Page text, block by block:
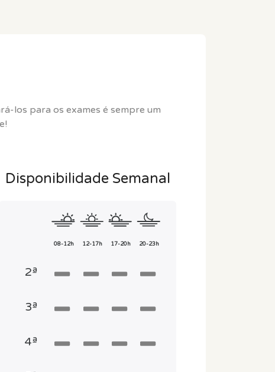
los para os exames é sempre um
Disponibilidade Semanal
08-12h 12-17h 17-20h 20-23h
2ª
3ª
4ª